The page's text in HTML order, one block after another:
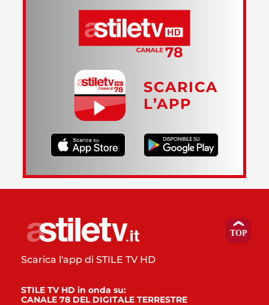
SCARICA
L’APP
Scarica l'app di STILE TV HD
STILE TV HD in onda su:
CANALE 78 DEL DIGITALE TERRESTRE